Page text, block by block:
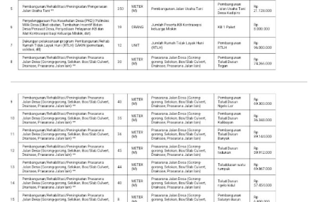
Olahraga
Hukum
Nasional
Otomotif
Umum
Gallery